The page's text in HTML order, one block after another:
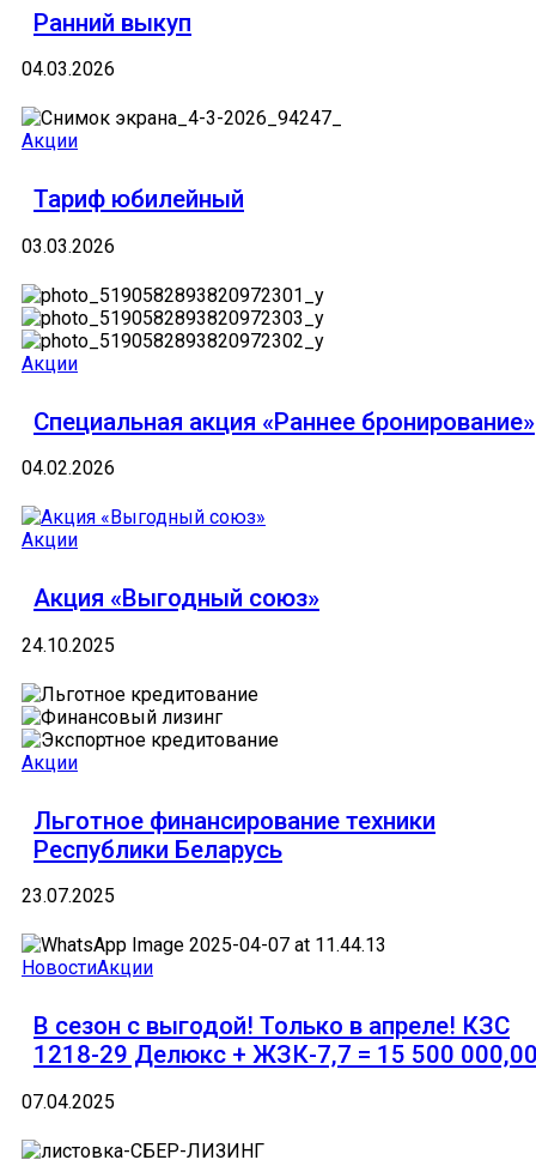
Ранний выкуп
04.03.2026
Акции
Тариф юбилейный
03.03.2026
Акции
Специальная акция «Раннее бронирование»
04.02.2026
Акции
Акция «Выгодный союз»
24.10.2025
Акции
Льготное финансирование техники
Республики Беларусь
23.07.2025
НовостиАкции
В сезон с выгодой! Только в апреле! КЗС
1218-29 Делюкс + ЖЗК-7,7 = 15 500
07.04.2025